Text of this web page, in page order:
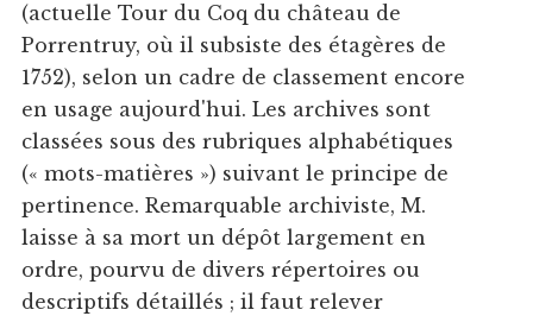
(actuelle Tour du Coq du château de
Porrentruy, où il subsiste des étagères de
1752), selon un cadre de classement encore
en usage aujourd'hui. Les archives sont
classées sous des rubriques alphabétiques
(« mots-matières ») suivant le principe de
pertinence. Remarquable archiviste, M.
laisse à sa mort un dépôt largement en
ordre, pourvu de divers répertoires ou
descriptifs détaillés ; il faut relever